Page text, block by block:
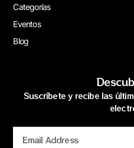
Categorías
Eventos
Blog
Suscríbete y recibe las